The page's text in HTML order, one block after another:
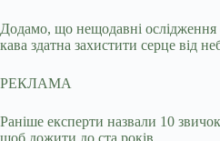
Додамо, що нещодавні ослідження
кава здатна захистити серце від
РЕКЛАМА
Раніше експерти назвали 10